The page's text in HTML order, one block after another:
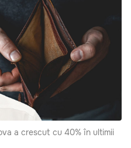
a crescut cu 40% în ultimii